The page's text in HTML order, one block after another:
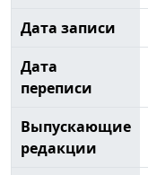
Дата записи
Дата
переписи
Выпускающие
редакции